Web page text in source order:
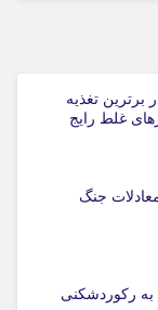
تغذیه
غلط رایج
در معادلات جنگ
رکوردشکنی